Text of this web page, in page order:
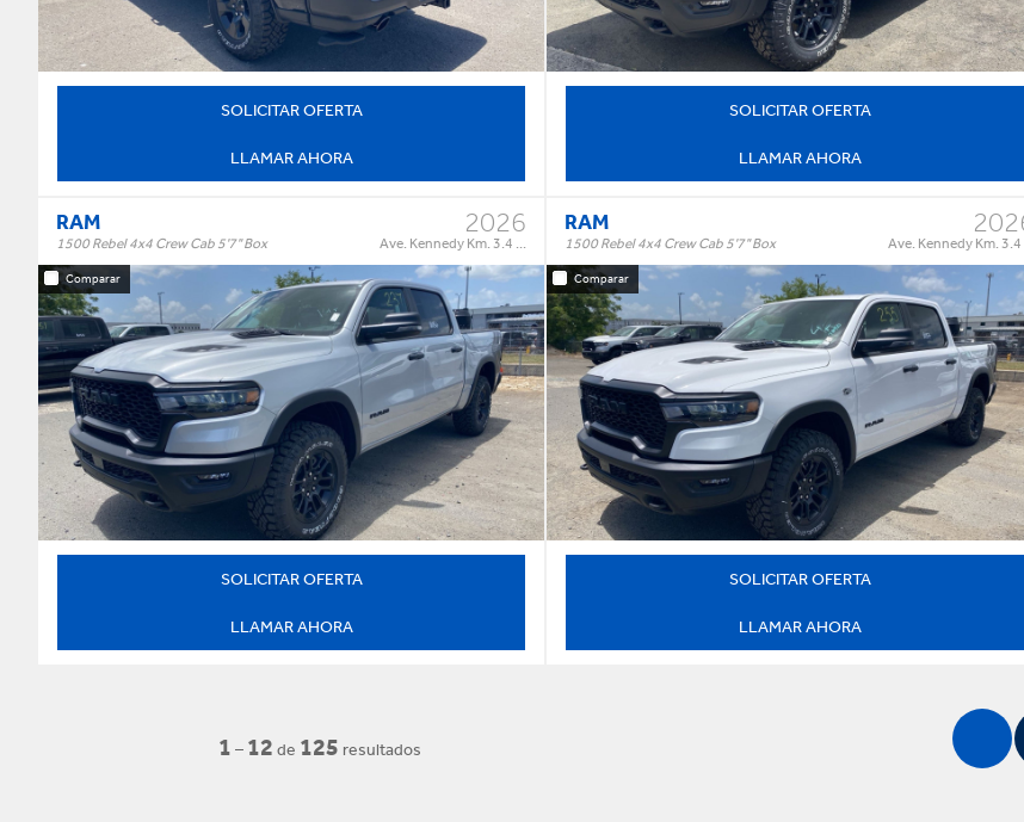
SOLICITAR OFERTA
LLAMAR AHORA
SOLICITAR OFERTA
LLAMAR AHORA
Comparar
RAM
1500 Rebel 4x4 Crew Cab 5'7" Box
2026
Ave. Kennedy Km. 3.4 ...
Trim: Rebel 4x4 Crew Cab 5'7" Box
Trans: Automatic
Color: Silver
Precio: $73,995†
OR BEST OFFER
SOLICITAR OFERTA
LLAMAR AHORA
Comparar
RAM
1500 Rebel 4x4 Crew Cab 5'7" Box Ave. Kennedy Km. 3.4
Trim: Rebel 4x4 Crew Cab 5'7" Box
Trans: Automatic
Color: White
Precio: $74,995†
OR BEST OFFER
SOLICITAR OFERTA
LLAMAR AHORA
1 – 12 de 125 resultados